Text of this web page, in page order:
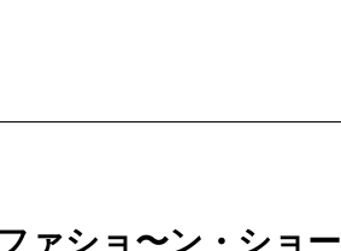
挑まないといけない場面でしょう
に解釈したとしても、
ァショ〜ン・ショー